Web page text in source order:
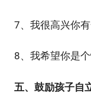
7、我很高兴你
8、我希望你是
五、鼓励孩子自